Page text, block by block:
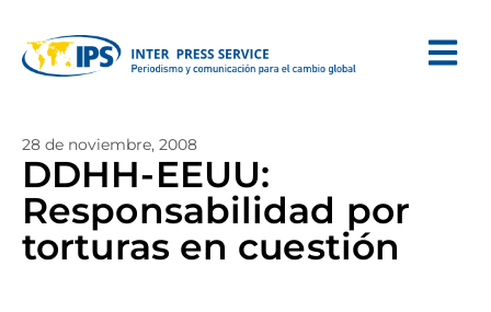
28 de noviembre, 2008
DDHH-EEUU:
Responsabilidad por
torturas en cuestión